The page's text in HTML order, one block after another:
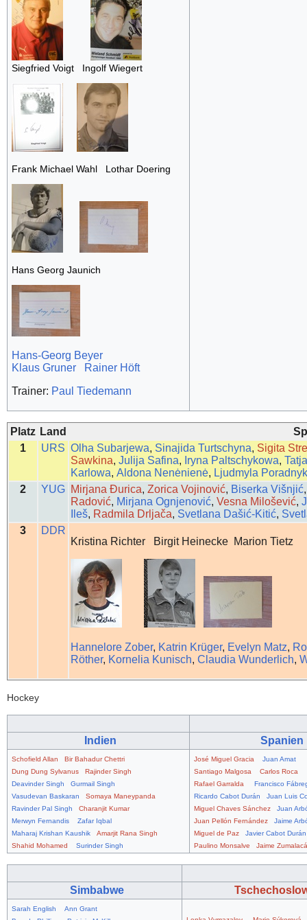
Siegfried Voigt Ingolf Wiegert
Frank Michael Wahl Lothar Doering
Hans Georg Jaunich
Hans-Georg Beyer
Klaus Gruner
Rainer Höft
Trainer: Paul Tiedemann
Platz Land
1
URS Olha Subarjewa, Sinajida Turtschyna, Sigita
Sawkina, Julija Safina, Iryna Paltschykowa,
Karlowa, Aldona Nenėnienė, Ljudmyla Poradnyk
2
YUG Mirjana Ðurica, Zorica Vojinović, Biserka Višnjić
Radović, Mirjana Ognjenović, Vesna Milošević,
Ileš, Radmila Drljača, Svetlana Dašić-Kitić,
3
DDR
Kristina Richter Birgit Heinecke Marion Tietz
Hannelore Zober, Katrin Krüger, Evelyn Matz,
Röther, Kornelia Kunisch, Claudia Wunderlich,
Hockey
Indien Spanien
Schofield Allan
Bir Bahadur Chettri
Dung Dung Sylvanus
Rajinder Singh
Deavinder Singh
Gurmail Singh
Vasudevan Baskaran
Somaya Maneypanda
Ravinder Pal Singh
Charanjit Kumar
Merwyn Fernandis
Zafar Iqbal
Maharaj Krishan Kaushik
Amarjit Rana Singh
Shahid Mohamed
Surinder Singh
José Miguel Gracia
Juan Amat
Santiago Malgosa
Carlos Roca
Rafael Garralda
Francisco
Ricardo Cabot Durán
Juan Luis
Miguel Chaves Sánchez
Juan
Juan Pellón Fernández
Jaime
Miguel de Paz
Javier Cabot Durán
Paulino Monsalve
Jaime
Simbabwe
Sarah English
Ann Grant